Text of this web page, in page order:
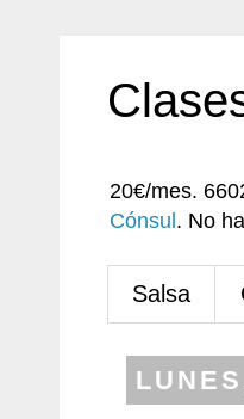
20€/mes.
Cónsul . No
Salsa